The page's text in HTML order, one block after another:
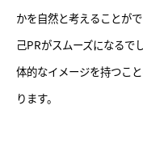
かを自然と考えることが
己PRがスムーズになるで
体的なイメージを持つこ
ります。